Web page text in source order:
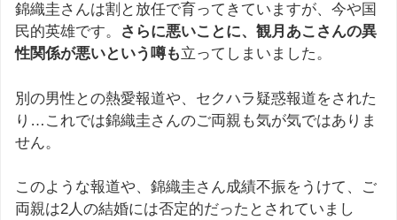
錦織圭さんは割と放任で育ってきていますが、今や国
民的英雄です。
さらに悪いことに、観月あこさんの異
性関係が悪いという噂も立ってしまいました。
別の男性との熱愛報道や、セクハラ疑惑報道をされた
り…これでは錦織圭さんのご両親も気が気ではありま
せん。
このような報道や、錦織圭さん成績不振をうけて、ご
両親は2人の結婚には否定的だったとされていまし